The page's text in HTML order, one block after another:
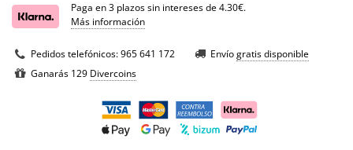
Paga en 3 plazos sin intereses de 4.30€.
Más información
Pedidos telefónicos:965 641 172 Envíogratis disponible
Ganarás 129 Divercoins